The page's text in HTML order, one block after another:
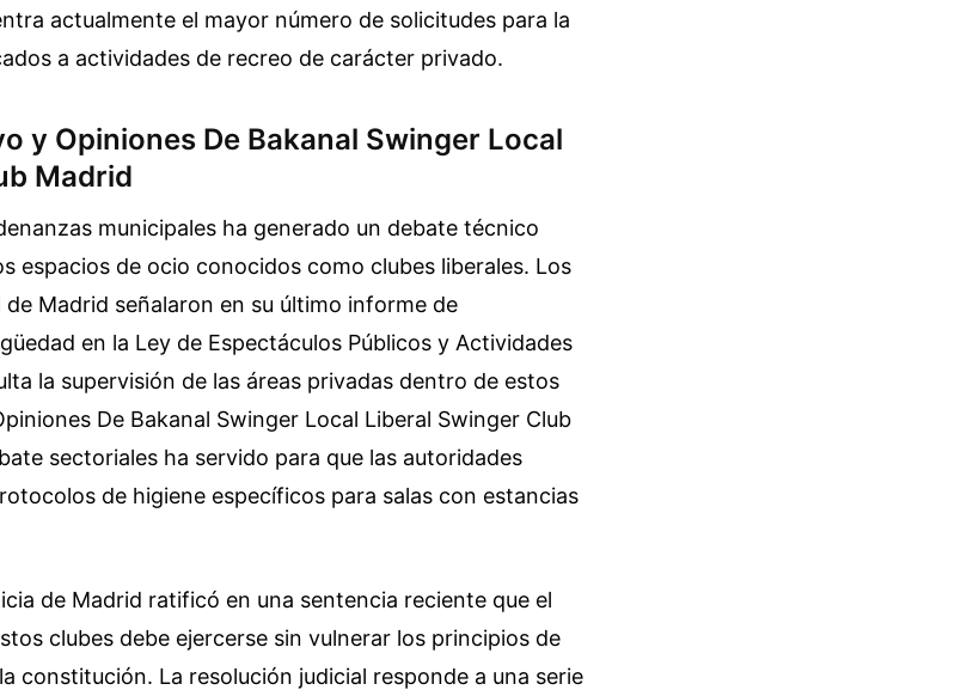
actualmente el mayor número de solicitudes para la
a actividades de recreo de carácter privado.
y Opiniones De Bakanal Swinger Local
Madrid
municipales ha generado un debate técnico
espacios de ocio conocidos como clubes liberales. Los
Madrid señalaron en su último informe de
en la Ley de Espectáculos Públicos y Actividades
la supervisión de las áreas privadas dentro de estos
De Bakanal Swinger Local Liberal Swinger Club
sectoriales ha servido para que las autoridades
de higiene específicos para salas con estancias
de Madrid ratificó en una sentencia reciente que el
clubes debe ejercerse sin vulnerar los principios de
constitución. La resolución judicial responde a una serie